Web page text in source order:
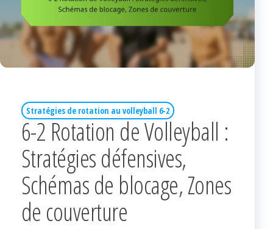
Stratégies de rotation au volleyball 6-2
6-2 Rotation de Volleyball :
Stratégies défensives,
Schémas de blocage, Zones
de couverture